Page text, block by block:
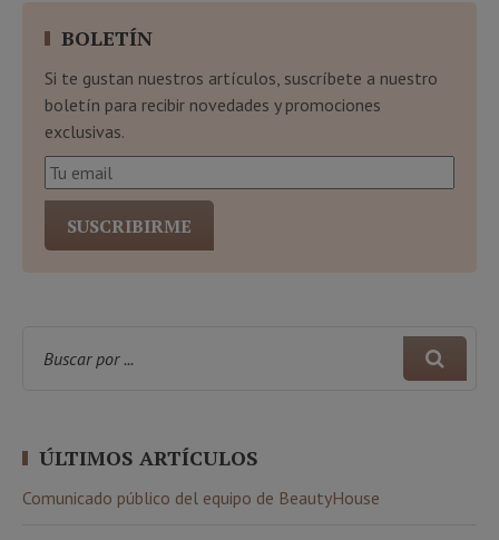
BOLETÍN
Si te gustan nuestros artículos, suscríbete a nuestro
boletín para recibir novedades y promociones
exclusivas.
ÚLTIMOS ARTÍCULOS
Comunicado público del equipo de BeautyHouse